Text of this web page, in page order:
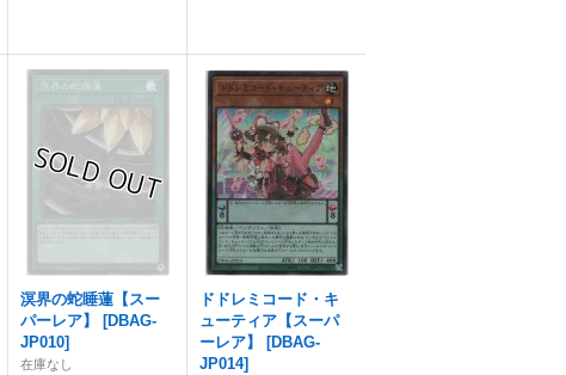
溟界の蛇睡蓮【スー
パーレア】
[DBAG-
JP010]
在庫なし
ドドレミコード・キ
ューティア【スーパ
ーレア】
[DBAG-
JP014]